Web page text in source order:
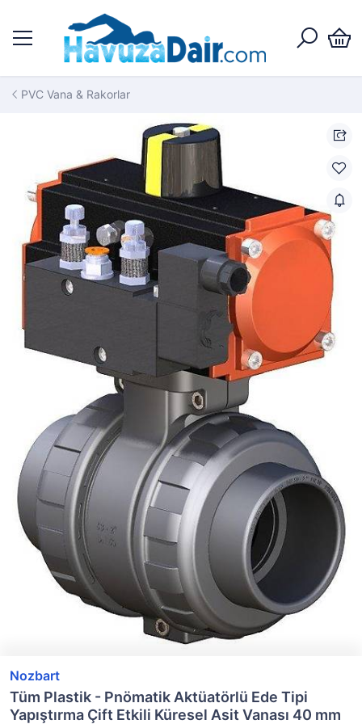
PVC Vana & Rakorlar
Nozbart
Tüm Plastik - Pnömatik Aktüatörlü Ede Tipi
Yapıştırma Çift Etkili Küresel Asit Vanası 40 mm